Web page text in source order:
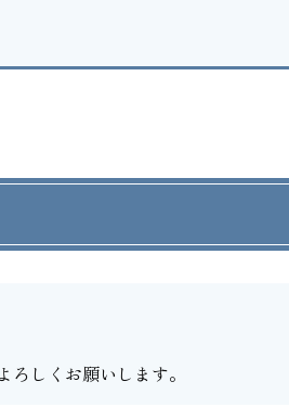
しくお願いします。